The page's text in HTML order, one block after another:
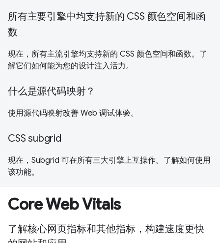
所有主要引擎中均支持新的 CSS 颜色空间和函
数
现在，所有主流引擎均支持新的 CSS 颜色空间和函数。了
解它们如何能为您的设计注入活力。
什么是源代码映射？
使用源代码映射改善 Web 调试体验。
CSS subgrid
现在，Subgrid 可在所有三大引擎上互操作。了解如何使用
该功能。
Core Web Vitals
了解核心网页指标和其他指标，构建速度更快